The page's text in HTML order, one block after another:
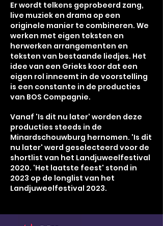
Er wordt telkens geprobeerd zang,
live muziek en drama op een
originele manier te combineren. We
werken met eigen teksten en
herwerken arrangementen en
teksten van bestaande liedjes. Het
idee van een Grieks koor dat een
eigen rol inneemt in de voorstelling
is een constante in de producties
van BOS Compagnie.
Vanaf 'Is dit nu later' worden deze
producties steeds in de
Minardschouwburg hernomen. 'Is dit
nu later' werd geselecteerd voor de
shortlist van het Landjuweelfestival
2020. 'Het laatste feest' stond in
2023 op de longlist van het
Landjuweelfestival 2023.